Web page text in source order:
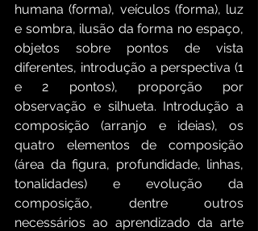
humana (forma), veículos (forma), luz
e sombra, ilusão da forma no espaço,
objetos sobre pontos de vista
diferentes, introdução a perspectiva (1
e 2 pontos), proporção por
observação e silhueta. Introdução a
composição (arranjo e ideias), os
quatro elementos de composição
(área da figura, profundidade, linhas,
tonalidades) e evolução da
composição, dentre outros
necessários ao aprendizado da arte